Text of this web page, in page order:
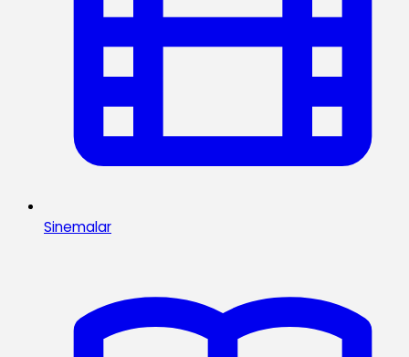
Sinemalar